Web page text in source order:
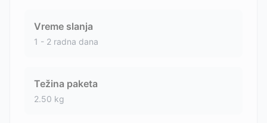
Vreme slanja
1 - 2 radna dana
Težina paketa
2.50 kg